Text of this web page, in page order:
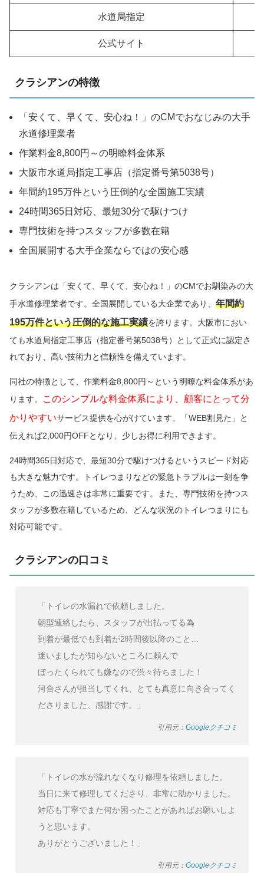
水道局指定
公式サイト
クラシアンの特徴
「安くて、早くて、安心ね！」のCMでおなじみの大手
水道修理業者
作業料金8,800円～の明瞭料金体系
大阪市水道局指定工事店（指定番号第5038号）
年間約195万件という圧倒的な全国施工実績
24時間365日対応、最短30分で駆けつけ
専門技術を持つスタッフが多数在籍
全国展開する大手企業ならではの安心感
クラシアンは「安くて、早くて、安心ね！」のCMでお馴染みの大
手水道修理業者です。全国展開している大企業であり、 年間約
195万件という圧倒的な施工実績を誇ります。大阪市におい
ても水道局指定工事店（指定番号第5038号）として正式に認定さ
れており、高い技術力と信頼性を備えています。
同社の特徴として、作業料金8,800円～という明瞭な料金体系があ
ります。
このシンプルな料金体系により、顧客にとって分
かりやすいサービス提供を心がけています。「WEB割見た」と
伝えれば2,000円OFFとなり、少しお得に利用できます。
24時間365日対応で、最短30分で駆けつけるというスピード対応
も大きな魅力です。トイレつまりなどの緊急トラブルは一刻を争
うため、この迅速さは非常に重要です。また、専門技術を持つス
タッフが多数在籍しているため、どんな状況のトイレつまりにも
対応可能です。
クラシアンの口コミ
「トイレの水漏れで依頼しました。
朝型連絡したら、スタッフが出払ってる為
到着が最低でも到着が2時間後以降のこと…
迷いましたが知らないところに頼んで
ぼったくられても嫌なので渋々待ちました！
河合さんが担当してくれ、とても真意に向き合ってく
ださりました、感謝です。」
引用元： Googleクチコミ
「トイレの水が流れなくなり修理を依頼しました。
当日に来て修理してくださり、非常に助かりました。
対応も丁寧でまた何か困ったことがあればお願いしよ
うと思います。
ありがとうございました！」
引用元： Googleクチコミ